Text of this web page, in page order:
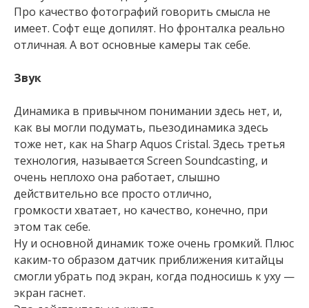
Про качество фотографий говорить смысла не
имеет. Софт еще допилят. Но фронталка реально
отличная. А вот основные камеры так себе.
Звук
Динамика в привычном понимании здесь нет, и,
как вы могли подумать, пьезодинамика здесь
тоже нет, как на Sharp Aquos Cristal. Здесь третья
технология, называется Screen Soundcasting, и
очень неплохо она работает, слышно
действительно все просто отлично,
громкости хватает, но качество, конечно, при
этом так себе.
Ну и основной динамик тоже очень громкий. Плюс
каким-то образом датчик приближения китайцы
смогли убрать под экран, когда подносишь к уху —
экран гаснет.